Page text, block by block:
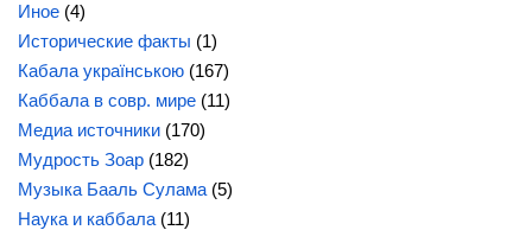
Иное (4)
Исторические факты (1)
Кабала українською (167)
Каббала в совр. мире (11)
Медиа источники (170)
Мудрость Зоар (182)
Музыка Бааль Сулама (5)
Наука и каббала (11)